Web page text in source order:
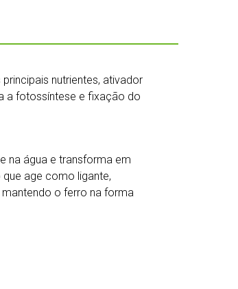
nutrientes, ativador
a fotossíntese e fixação do
na água e transforma em
age como ligante,
o ferro na forma